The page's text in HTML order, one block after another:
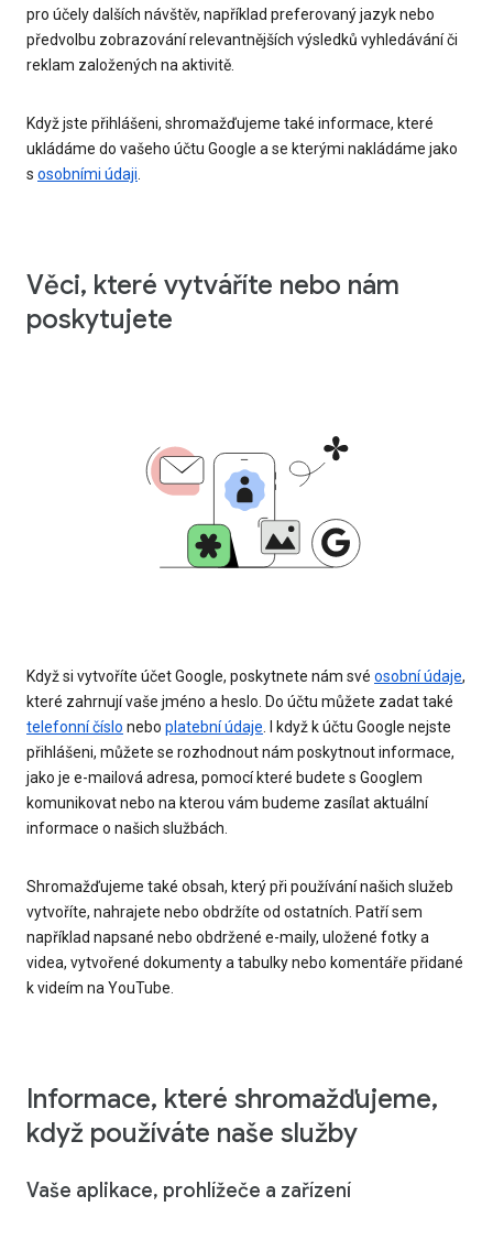
pro účely dalších návštěv, například preferovaný jazyk nebo
předvolbu zobrazování relevantnějších výsledků vyhledávání či
reklam založených na aktivitě.
Když jste přihlášeni, shromažďujeme také informace, které
ukládáme do vašeho účtu Google a se kterými nakládáme jako
s osobními údaji
Věci, které vytváříte nebo nám
poskytujete
Když si vytvoříte účet Google, poskytnete nám své osobní údaje,
které zahrnují vaše jméno a heslo. Do účtu můžete zadat také
telefonní číslo nebo platební údaje . I když k účtu Google nejste
přihlášeni, můžete se rozhodnout nám poskytnout informace,
jako je e-mailová adresa, pomocí které budete s Googlem
komunikovat nebo na kterou vám budeme zasílat aktuální
informace o našich službách.
Shromažďujeme také obsah, který při používání našich služeb
vytvoříte, nahrajete nebo obdržíte od ostatních. Patří sem
například napsané nebo obdržené e-maily, uložené fotky a
videa, vytvořené dokumenty a tabulky nebo komentáře přidané
k videím na YouTube.
Informace, které shromažďujeme,
když používáte naše služby
Vaše aplikace, prohlížeče a zařízení